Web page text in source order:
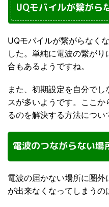
UQモバイルが繋がら
UQモバイルが繋がらなく
した。単純に電波の繋が
合もあるようですね。
また、初期設定を自分で
スが多いようです。ここ
るのを解決する方法につい
電波のつながらない場
電波の届かない場所に圏
が出来なくなってしまうの